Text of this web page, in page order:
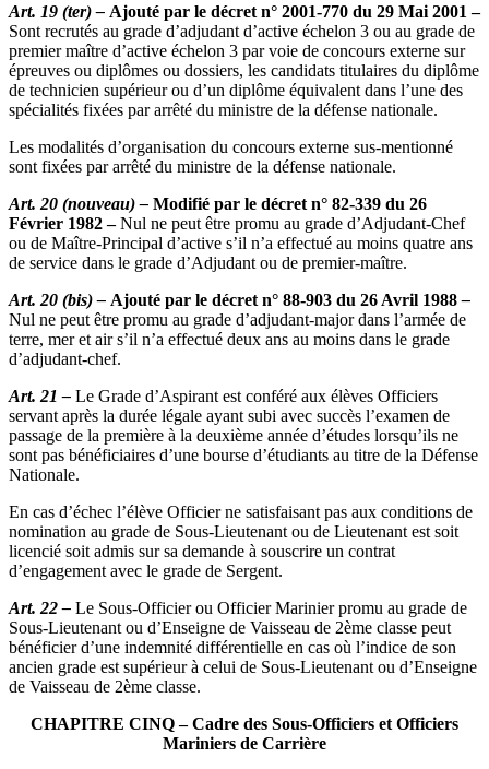
Art. 19 (ter) – Ajouté par le décret n° 2001-770 du 29 Mai 2001 –
Sont recrutés au grade d’adjudant d’active échelon 3 ou au grade de
premier maître d’active échelon 3 par voie de concours externe sur
épreuves ou diplômes ou dossiers, les candidats titulaires du diplôme
de technicien supérieur ou d’un diplôme équivalent dans l’une des
spécialités fixées par arrêté du ministre de la défense nationale.
Les modalités d’organisation du concours externe sus-mentionné
sont fixées par arrêté du ministre de la défense nationale.
Art. 20 (nouveau) – Modifié par le décret n° 82-339 du 26
Février 1982 –Nul ne peut être promu au grade d’Adjudant-Chef
ou de Maître-Principal d’active s’il n’a effectué au moins quatre ans
de service dans le grade d’Adjudant ou de premier-maître.
Art. 20 (bis) – Ajouté par le décret n° 88-903 du 26 Avril 1988–
Nul ne peut être promu au grade d’adjudant-major dans l’armée de
terre, mer et air s’il n’a effectué deux ans au moins dans le grade
d’adjudant-chef.
Art. 21 – Le Grade d’Aspirant est conféré aux élèves Officiers
servant après la durée légale ayant subi avec succès l’examen de
passage de la première à la deuxième année d’études lorsqu’ils ne
sont pas bénéficiaires d’une bourse d’étudiants au titre de la Défense
Nationale.
En cas d’échec l’élève Officier ne satisfaisant pas aux conditions de
nomination au grade de Sous-Lieutenant ou de Lieutenant est soit
licencié soit admis sur sa demande à souscrire un contrat
d’engagement avec le grade de Sergent.
Art. 22 – Le Sous-Officier ou Officier Marinier promu au grade de
Sous-Lieutenant ou d’Enseigne de Vaisseau de 2ème classe peut
bénéficier d’une indemnité différentielle en cas où l’indice de son
ancien grade est supérieur à celui de Sous-Lieutenant ou d’Enseigne
de Vaisseau de 2ème classe.
CHAPITRE CINQ – Cadre des Sous-Officiers et Officiers
Mariniers de Carrière